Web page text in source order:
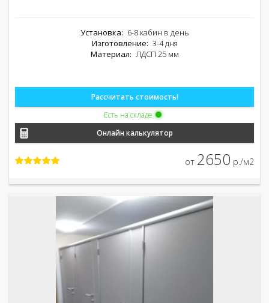
Установка: 6-8 кабин в день
Изготовление: 3-4 дня
Материал: ЛДСП 25 мм
Рассчитать стоимость!
Есть на складе
Онлайн калькулятор
от 2650 р./м2